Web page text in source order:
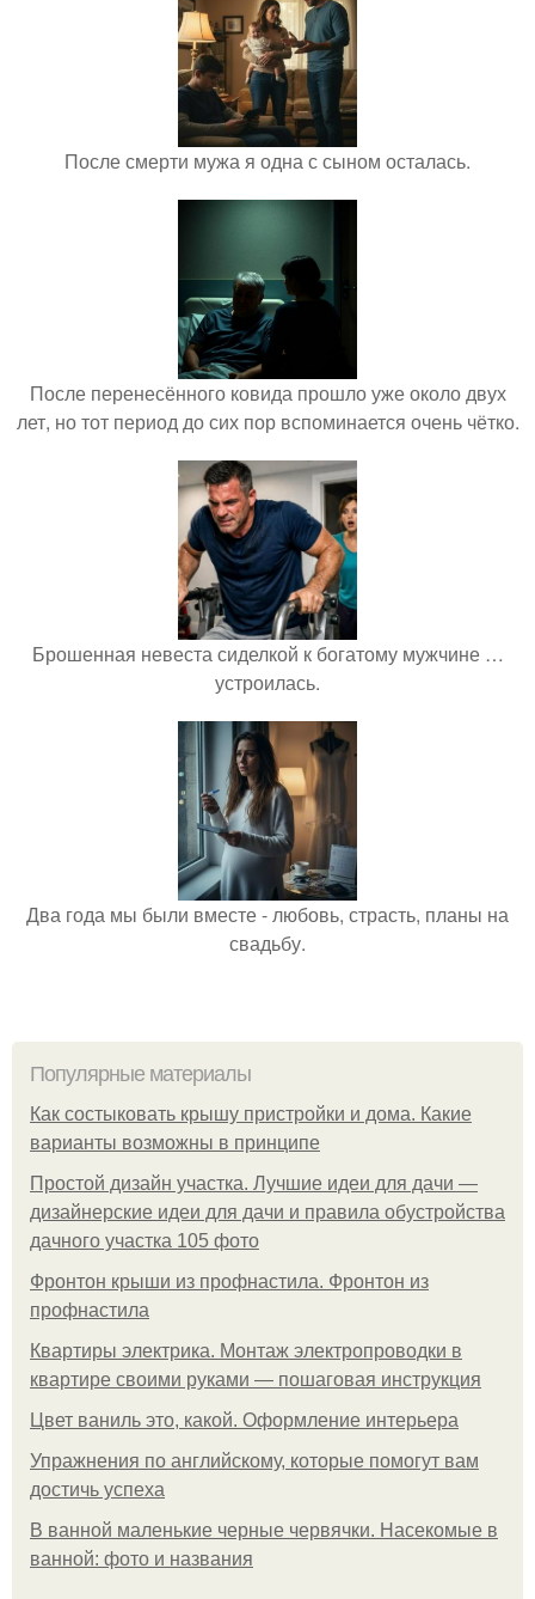
После смерти мужа я одна с сыном осталась.
После перенесённого ковида прошло уже около двух
лет, но тот период до сих пор вспоминается очень чётко.
Брошенная невеста сиделкой к богатому мужчине …
устроилась.
Два года мы были вместе - любовь, страсть, планы на
свадьбу.
Популярные материалы
Как состыковать крышу пристройки и дома. Какие
варианты возможны в принципе
Простой дизайн участка. Лучшие идеи для дачи —
дизайнерские идеи для дачи и правила обустройства
дачного участка 105 фото
Фронтон крыши из профнастила. Фронтон из
профнастила
Квартиры электрика. Монтаж электропроводки в
квартире своими руками — пошаговая инструкция
Цвет ваниль это, какой. Оформление интерьера
Упражнения по английскому, которые помогут вам
достичь успеха
В ванной маленькие черные червячки. Насекомые в
ванной: фото и названия